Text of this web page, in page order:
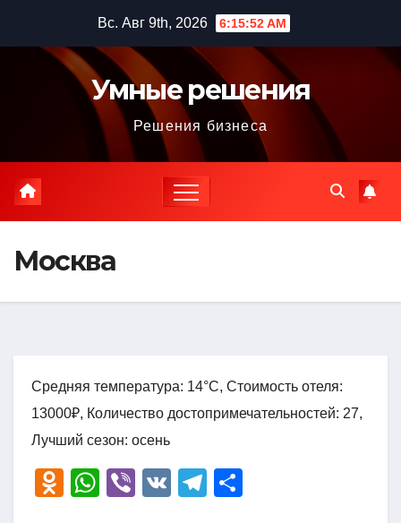
содержимому
Вс. Авг 9th, 2026 6:15:53 AM
Умные решения
Решения бизнеса
Москва
Средняя температура: 14°C, Стоимость отеля:
13000₽, Количество достопримечательностей: 27,
Лучший сезон: осень
O
W
Vi
V
T